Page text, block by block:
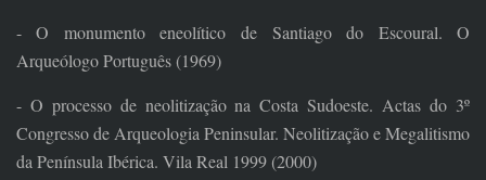
- O monumento eneolítico de Santiago do Escoural. O
Arqueólogo Português (1969)
- O processo de neolitização na Costa Sudoeste. Actas do 3º
Congresso de Arqueologia Peninsular. Neolitização e Megalitismo
da Península Ibérica. Vila Real 1999 (2000)